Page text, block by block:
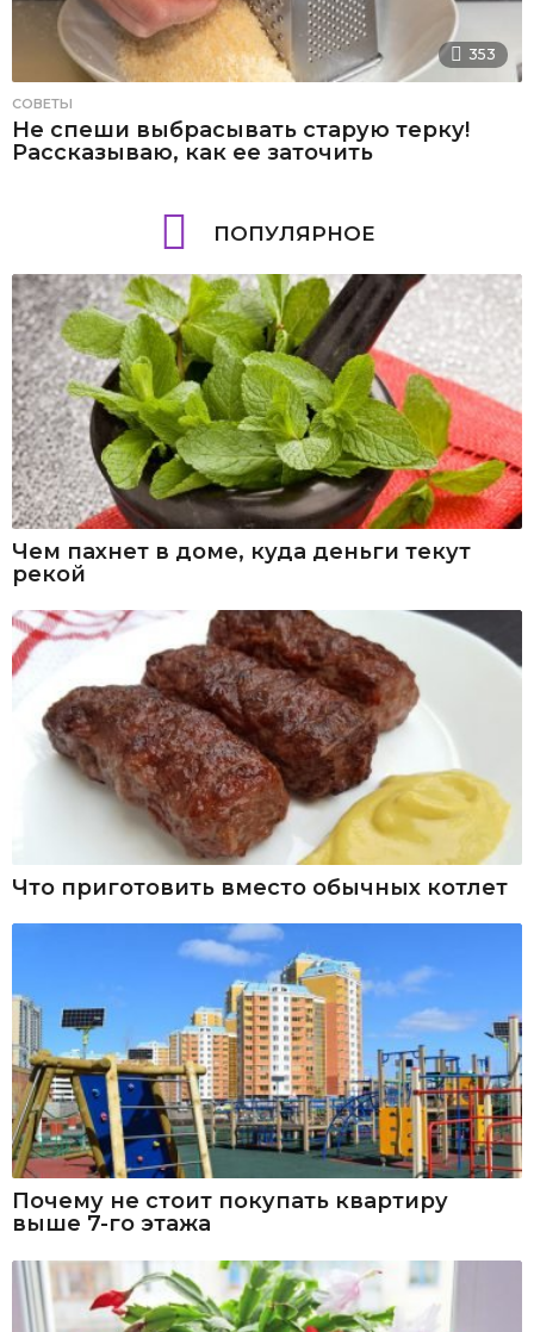
353
СОВЕТЫ
Не спеши выбрасывать старую терку!
Рассказываю, как ее заточить
ПОПУЛЯРНОЕ
Чем пахнет в доме, куда деньги текут
рекой
Что приготовить вместо обычных котлет
Почему не стоит покупать квартиру
выше 7-го этажа